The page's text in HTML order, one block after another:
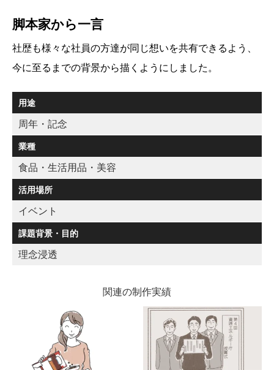
脚本家から一言
社歴も様々な社員の方達が同じ想いを共有できるよう、
今に至るまでの背景から描くようにしました。
用途
周年・記念
業種
食品・生活用品・美容
活用場所
イベント
課題背景・目的
理念浸透
関連の制作実績